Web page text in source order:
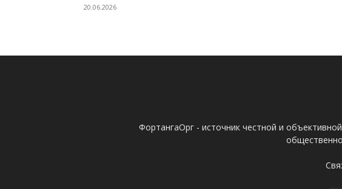
20.06.2026
ФортангаОрг - источник честной и